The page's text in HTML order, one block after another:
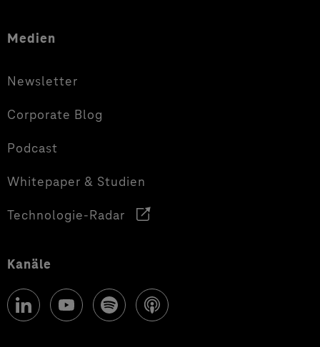
Medien
Newsletter
Corporate Blog
Podcast
Whitepaper & Studien
Technologie-Radar
Kanäle